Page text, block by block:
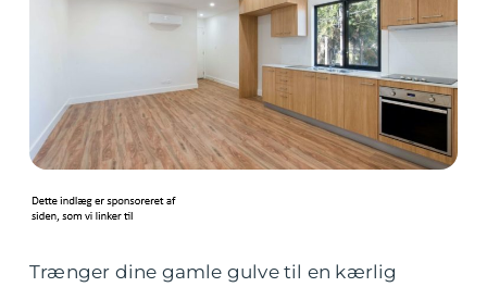
Trænger dine gamle gulve til en kærlig